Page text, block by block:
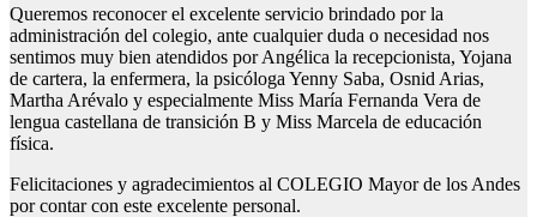
Queremos reconocer el excelente servicio brindado por la
administración del colegio, ante cualquier duda o necesidad nos
sentimos muy bien atendidos por Angélica la recepcionista, Yojana
de cartera, la enfermera, la psicóloga Yenny Saba, Osnid Arias,
Martha Arévalo y especialmente Miss María Fernanda Vera de
lengua castellana de transición B y Miss Marcela de educación
física.
Felicitaciones y agradecimientos al COLEGIO Mayor de los Andes
por contar con este excelente personal.